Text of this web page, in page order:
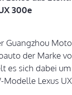
300e
Guangzhou
der Marke
es sich dabei
Modelle Lexus